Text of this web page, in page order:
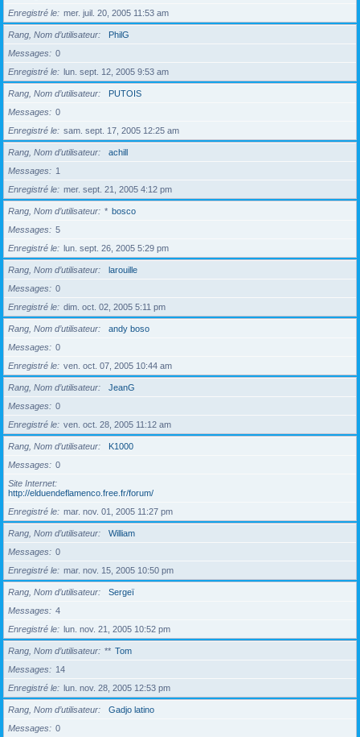
Enregistré le
mer. juil. 20, 2005 11:53 am
Rang, Nom d’utilisateur
PhilG
Messages
0
Enregistré le
lun. sept. 12, 2005 9:53 am
Rang, Nom d’utilisateur
PUTOIS
Messages
0
Enregistré le
sam. sept. 17, 2005 12:25 am
Rang, Nom d’utilisateur
achill
Messages
1
Enregistré le
mer. sept. 21, 2005 4:12 pm
Rang, Nom d’utilisateur * bosco
Messages
5
Enregistré le
lun. sept. 26, 2005 5:29 pm
Rang, Nom d’utilisateur
larouille
Messages
0
Enregistré le
dim. oct. 02, 2005 5:11 pm
Rang, Nom d’utilisateur
andy boso
Messages
0
Enregistré le
ven. oct. 07, 2005 10:44 am
Rang, Nom d’utilisateur
JeanG
Messages
0
Enregistré le
ven. oct. 28, 2005 11:12 am
Rang, Nom d’utilisateur
K1000
Messages
0
Site Internet
http://elduendeflamenco.free.fr/forum/
Enregistré le
mar. nov. 01, 2005 11:27 pm
Rang, Nom d’utilisateur
William
Messages
0
Enregistré le
mar. nov. 15, 2005 10:50 pm
Rang, Nom d’utilisateur
Sergeï
Messages
4
Enregistré le
lun. nov. 21, 2005 10:52 pm
Rang, Nom d’utilisateur ** Tom
Messages
14
Enregistré le
lun. nov. 28, 2005 12:53 pm
Rang, Nom d’utilisateur
Gadjo latino
Messages
0